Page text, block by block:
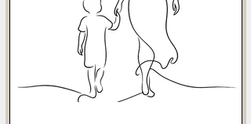
ഗുരുവും ഉണ്ടായിരുന്നു. ശിഷ്യന്‍
ഒറ്റനോട്ടത്തില്‍ ഗുരുവിനെ
കണ്ടുപിടിച്ചു. അയാള്‍ ഗുരുവിന്‍റെ
സമക്ഷം എത്